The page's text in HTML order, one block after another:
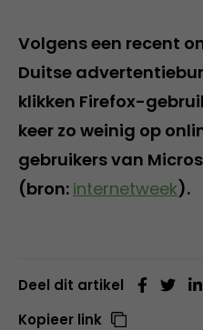
Volgens een recent
Duitse
klikken Firefox-
keer zo weinig op
gebruikers van
(bron: internetweek).
Deel dit artikel
Kopieer link